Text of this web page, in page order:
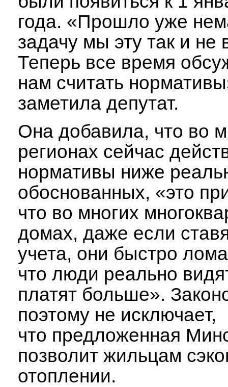
года. «Прошло уже
задачу мы эту так и не
Теперь все время
нам считать
заметила депутат.
Она добавила, что во
регионах сейчас
нормативы ниже
обоснованных, «это
что во многих
домах, даже если
учета, они быстро
что люди реально
платят больше».
поэтому не исключает,
что предложенная
позволит жильцам
отоплении.